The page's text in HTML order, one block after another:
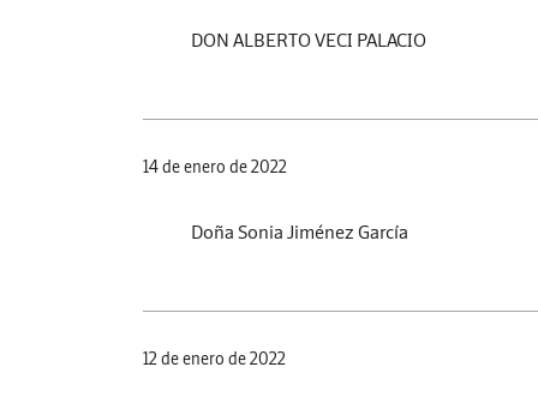
DON ALBERTO VECI PALACIO
14 de enero de 2022
Doña Sonia Jiménez García
12 de enero de 2022